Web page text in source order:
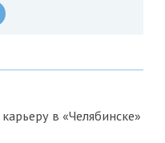
в «Челябинске»